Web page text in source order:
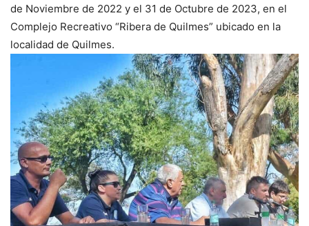
de Noviembre de 2022 y el 31 de Octubre de 2023, en el
Complejo Recreativo “Ribera de Quilmes” ubicado en la
localidad de Quilmes.